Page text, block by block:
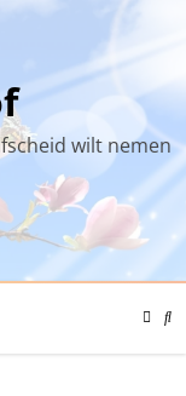
wilt nemen
Color